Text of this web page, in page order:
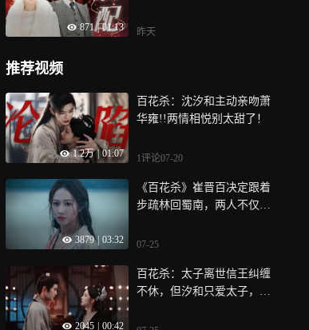
871 | 01:13 昨天
推荐视频
1.2万 | 01:07
百花杀：沈汐和主动亲吻萧
华雍!!两情相悦别太甜了！
1评论07-20
3879 | 03:32
《百花杀》崔晋百决定跟着
步疏林回蜀南，两人不仅在
07-25
2045 00:42
百花杀：太子离世信王纠缠
不休，但汐和只爱太子，信